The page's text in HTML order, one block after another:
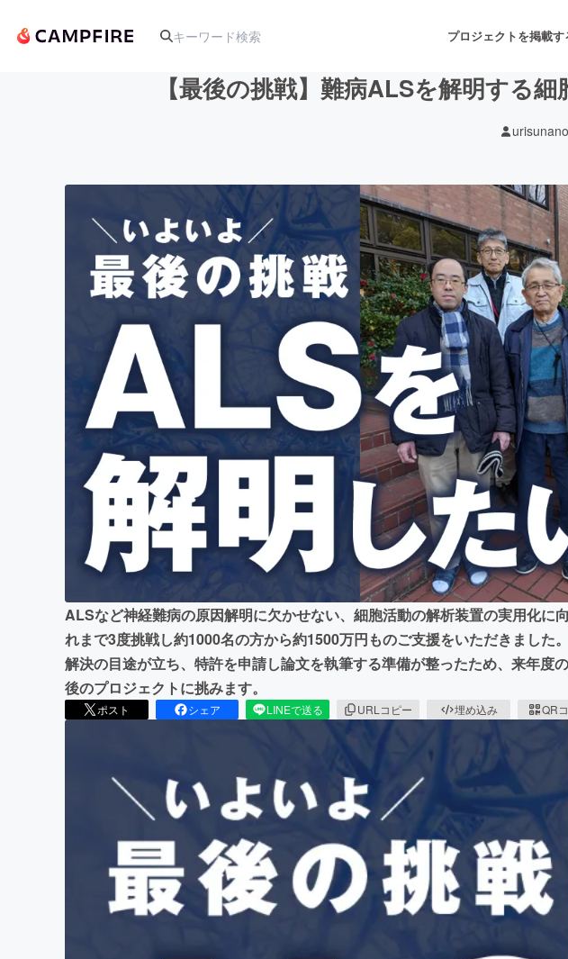
プロジェクトを掲載す
アート・写真 音楽
テクノロジー・ガジェット ゲーム・サービス開発
映像・映画 書籍・雑誌出版
チャレンジ
まちづくり・地域活性化
CAMPFIRE for
CAMPFIREふる
【最後の挑戦】難病ALSを解明する
ALSなど神経難病の原因解明に欠かせない、細胞活動の解析装置の実用化に
れまで3度挑戦し約1000名の方から約1500万円ものご支援をいただきました
解決の目途が立ち、特許を申請し論文を執筆する準備が整ったため、来年度
後のプロジェクトに挑みます。
ポスト シェア LINEで送る URLコピー 埋め込み QR